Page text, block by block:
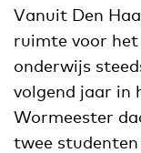
Vanuit Den
ruimte voor
onderwijs
volgend jaar in
Wormeester
twee